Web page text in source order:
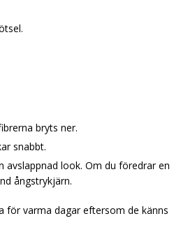
bryts ner.
snabbt.
avslappnad look. Om du föredrar en
ångstrykjärn.
för varma dagar eftersom de känns